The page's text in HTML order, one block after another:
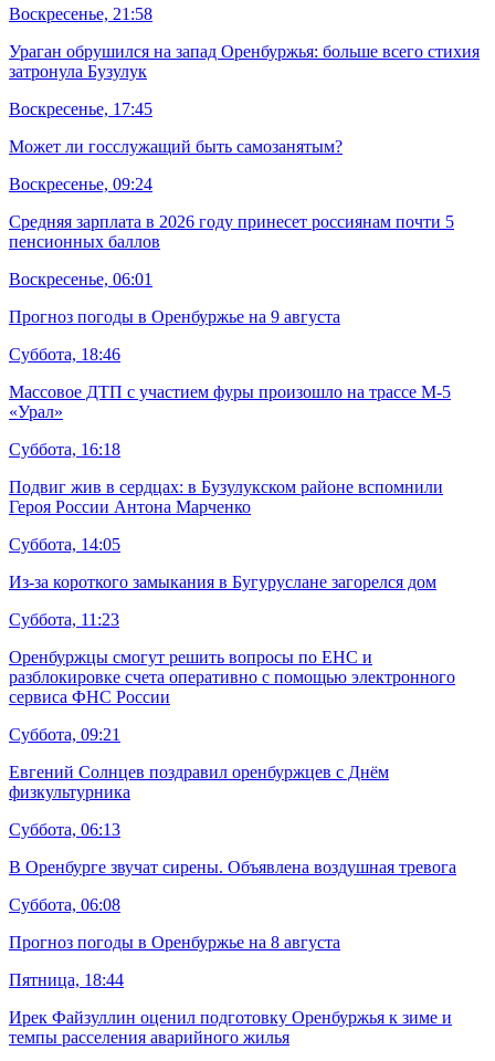
Воскресенье, 21:58
Ураган обрушился на запад Оренбуржья: больше всего стихия
затронула Бузулук
Воскресенье, 17:45
Может ли госслужащий быть самозанятым?
Воскресенье, 09:24
Средняя зарплата в 2026 году принесет россиянам почти 5
пенсионных баллов
Воскресенье, 06:01
Прогноз погоды в Оренбуржье на 9 августа
Суббота, 18:46
Массовое ДТП с участием фуры произошло на трассе М-5
«Урал»
Суббота, 16:18
Подвиг жив в сердцах: в Бузулукском районе вспомнили
Героя России Антона Марченко
Суббота, 14:05
Из-за короткого замыкания в Бугуруслане загорелся дом
Суббота, 11:23
Оренбуржцы смогут решить вопросы по ЕНС и
разблокировке счета оперативно с помощью электронного
сервиса ФНС России
Суббота, 09:21
Евгений Солнцев поздравил оренбуржцев с Днём
физкультурника
Суббота, 06:13
В Оренбурге звучат сирены. Объявлена воздушная тревога
Суббота, 06:08
Прогноз погоды в Оренбуржье на 8 августа
Пятница, 18:44
Ирек Файзуллин оценил подготовку Оренбуржья к зиме и
темпы расселения аварийного жилья